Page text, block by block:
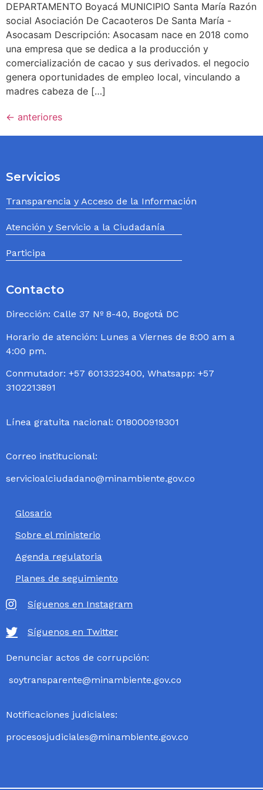
DEPARTAMENTO Boyacá MUNICIPIO Santa María Razón
social Asociación De Cacaoteros De Santa María -
Asocasam Descripción: Asocasam nace en 2018 como
una empresa que se dedica a la producción y
comercialización de cacao y sus derivados. el negocio
genera oportunidades de empleo local, vinculando a
madres cabeza de […]
← anteriores
Servicios
Transparencia y Acceso de la Información
Atención y Servicio a la Ciudadanía
Participa
Contacto
Dirección: Calle 37 Nº 8-40, Bogotá DC
Horario de atención: Lunes a Viernes de 8:00 am a
4:00 pm.
Conmutador: +57 6013323400, Whatsapp: +57
3102213891
Línea gratuita nacional: 018000919301
Correo institucional:
servicioalciudadano@minambiente.gov.co
Glosario
Sobre el ministerio
Agenda regulatoria
Planes de seguimiento
Síguenos en Instagram
Síguenos en Twitter
Denunciar actos de corrupción:
soytransparente@minambiente.gov.co
Notificaciones judiciales:
procesosjudiciales@minambiente.gov.co